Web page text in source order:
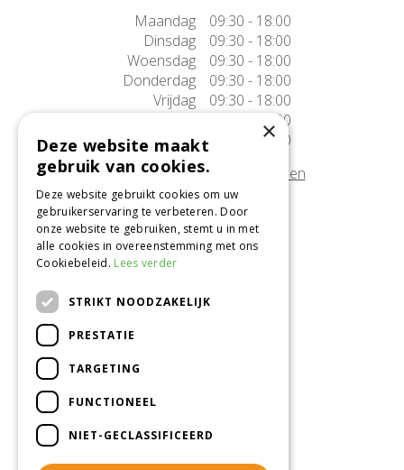
Maandag
09:30 - 18:00
Dinsdag
09:30 - 18:00
Woensdag
09:30 - 18:00
Donderdag
09:30 - 18:00
Vrijdag
09:30 - 18:00
Zaterdag
09:30 - 17:00
Zondag
10:00 - 17:00
Afwijkende openingstijden tonen
Onze locatie
Tuincentrum Alméérplant
Jac. P. Thijsseweg 4
pinterest
×
Deze website maakt
gebruik van cookies.
Deze website gebruikt cookies om uw
gebruikerservaring te verbeteren. Door
onze website te gebruiken, stemt u in met
alle cookies in overeenstemming met ons
Cookiebeleid. Lees verder
STRIKT NOODZAKELIJK
PRESTATIE
TARGETING
FUNCTIONEEL
NIET-GECLASSIFICEERD